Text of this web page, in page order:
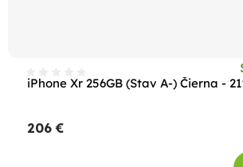
iPhone Xr 256GB (Stav A-) Čierna -
206 €